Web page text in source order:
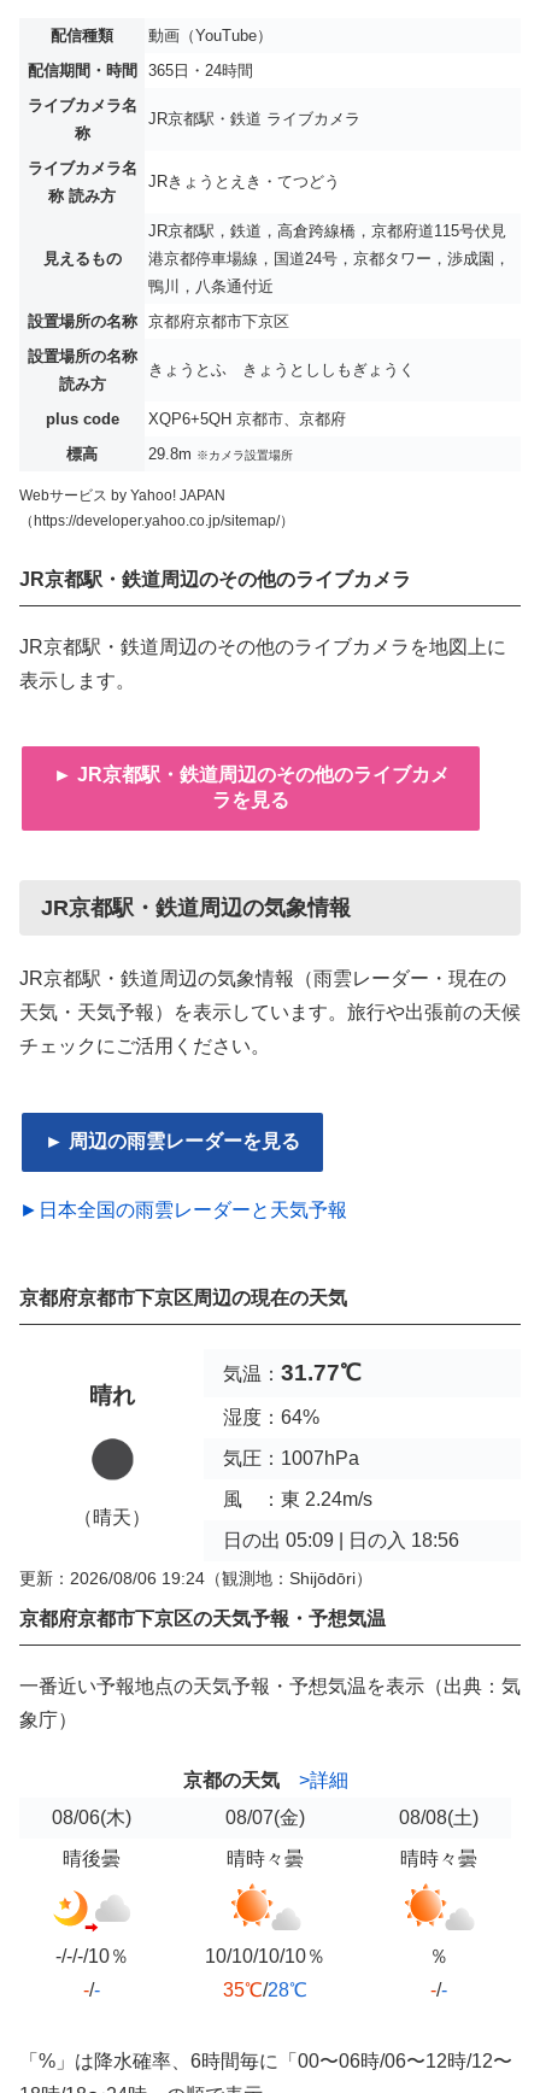
配信種類
動画（YouTube）
配信期間・時間
365日・24時間
ライブカメラ名
称
JR京都駅・鉄道 ライブカメラ
ライブカメラ名
称 読み方
JRきょうとえき・てつどう
見えるもの
JR京都駅，鉄道，高倉跨線橋，京都府道115号伏見
港京都停車場線，国道24号，京都タワー，渉成園，
鴨川，八条通付近
設置場所の名称
京都府京都市下京区
設置場所の名称
読み方
きょうとふ きょうとししもぎょうく
plus code
XQP6+5QH 京都市、京都府
標高
29.8m ※カメラ設置場所
Webサービス by Yahoo! JAPAN
（https://developer.yahoo.co.jp/sitemap/）
JR京都駅・鉄道周辺のその他のライブカメラ
JR京都駅・鉄道周辺のその他のライブカメラを地図上に
表示します。
► JR京都駅・鉄道周辺のその他のライブカメ
ラを見る
JR京都駅・鉄道周辺の気象情報
JR京都駅・鉄道周辺の気象情報（雨雲レーダー・現在の
天気・天気予報）を表示しています。旅行や出張前の天候
チェックにご活用ください。
► 周辺の雨雲レーダーを見る
►日本全国の雨雲レーダーと天気予報
京都府京都市下京区周辺の現在の天気
晴れ
（晴天）
気温： 31.77℃
湿度：64%
気圧：1007hPa
風 ：東 2.24m/s
日の出 05:09 | 日の入 18:56
更新：2026/08/06 19:24 （観測地：Shijōdōri）
京都府京都市下京区の天気予報・予想気温
一番近い予報地点の天気予報・予想気温を表示（出典：気
象庁）
京都の天気
>詳細
08/06(木) 08/07(金) 08/08(土)
晴後曇
-/-/-/10％
-/-
晴時々曇
10/10/10/10％
35℃/28℃
晴時々曇
％
-/-
「%」は降水確率、6時間毎に「00〜06時/06〜12時/12〜